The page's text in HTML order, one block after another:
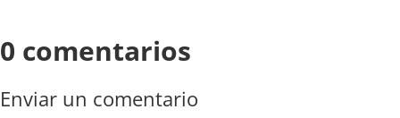
0 comentarios
Enviar un comentario